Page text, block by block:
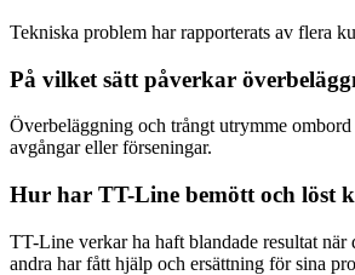
Tekniska problem har rapporterats av flera
På vilket sätt påverkar
Överbeläggning och trångt utrymme ombord
avgångar eller förseningar.
Hur har TT-Line bemött och löst
TT-Line verkar ha haft blandade resultat
andra har fått hjälp och ersättning för sina